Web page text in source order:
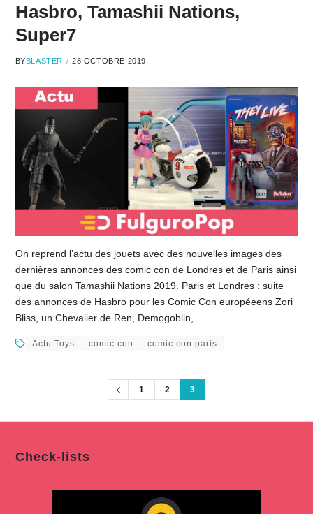
Hasbro, Tamashii Nations,
Super7
BYBLASTER 28 OCTOBRE 2019
On reprend l’actu des jouets avec des nouvelles images des
dernières annonces des comic con de Londres et de Paris ainsi
que du salon Tamashii Nations 2019. Paris et Londres : suite
des annonces de Hasbro pour les Comic Con européeens Zori
Bliss, un Chevalier de Ren, Demogoblin,…
Actu Toys comic con comic con paris
1 2 3
Check-lists